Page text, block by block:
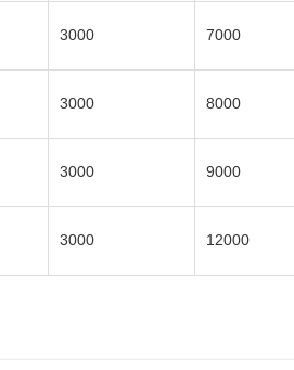
3000 7000
3000 8000
3000 9000
3000 12000